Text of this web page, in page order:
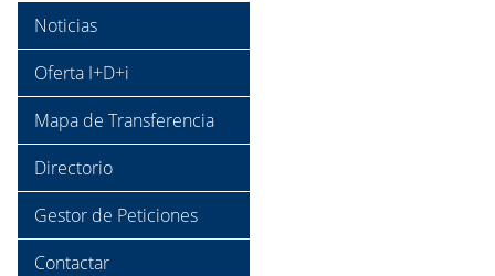
Noticias
Oferta I+D+i
Mapa de Transferencia
Directorio
Gestor de Peticiones
Contactar